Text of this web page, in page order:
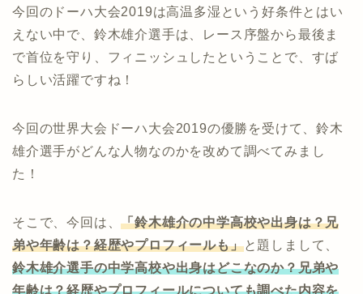
今回のドーハ大会2019は高温多湿という好条件とはい
えない中で、鈴木雄介選手は、レース序盤から最後ま
で首位を守り、フィニッシュしたということで、すば
らしい活躍ですね！
今回の世界大会ドーハ大会2019の優勝を受けて、鈴木
雄介選手がどんな人物なのかを改めて調べてみまし
た！
そこで、今回は、「鈴木雄介の中学高校や出身は？兄
弟や年齢は？経歴やプロフィールも」と題しまして、
鈴木雄介選手の中学高校や出身はどこなのか？兄弟や
年齢は？経歴やプロフィールについても調べた内容を